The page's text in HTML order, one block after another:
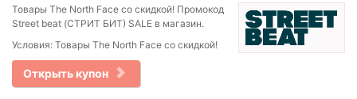
Товары The North Face со скидкой! Промокод
Street beat (СТРИТ БИТ) SALE в магазин.
Условия: Товары The North Face со скидкой!
Открыть купон